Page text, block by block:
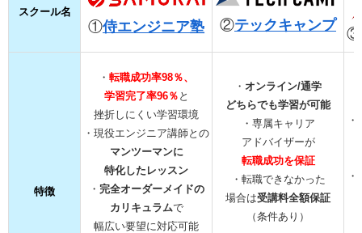
スクール名
①侍エンジニア塾 ②テックキャンプ
③
特徴
・ 転職成功率98％、
学習完了率96％ と
挫折しにくい学習環境
・現役エンジニア講師との
マンツーマンに
特化したレッスン
・ 完全オーダーメイドの
カリキュラムで
幅広い要望に対応可能
・ オンライン/通学
どちらでも学習が可能
・専属キャリア
アドバイザーが
転職成功を保証
・転職できなかった
場合は受講料全額保証
（条件あり）